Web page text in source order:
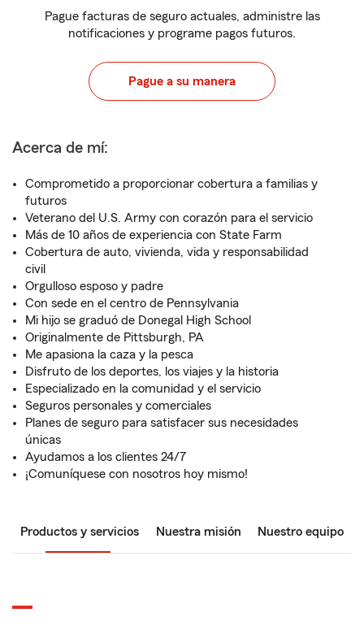
Pague facturas de seguro actuales, administre las
notificaciones y programe pagos futuros.
Pague a su manera
Acerca de mí:
Comprometido a proporcionar cobertura a familias y
futuros
Veterano del U.S. Army con corazón para el servicio
Más de 10 años de experiencia con State Farm
Cobertura de auto, vivienda, vida y responsabilidad
civil
Orgulloso esposo y padre
Con sede en el centro de Pennsylvania
Mi hijo se graduó de Donegal High School
Originalmente de Pittsburgh, PA
Me apasiona la caza y la pesca
Disfruto de los deportes, los viajes y la historia
Especializado en la comunidad y el servicio
Seguros personales y comerciales
Planes de seguro para satisfacer sus necesidades
únicas
Ayudamos a los clientes 24/7
¡Comuníquese con nosotros hoy mismo!
Productos y servicios Nuestra misión Nuestro equipo